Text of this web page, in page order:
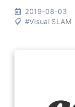
2019-08-03
#Visual SLAM